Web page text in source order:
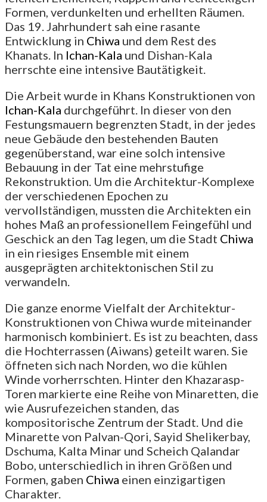
Formen, verdunkelten und erhellten Räumen.
Das 19. Jahrhundert sah eine rasante
Entwicklung in Chiwa und dem Rest des
Khanats. In Ichan-Kala und Dishan-Kala
herrschte eine intensive Bautätigkeit.
Die Arbeit wurde in Khans Konstruktionen von
Ichan-Kala durchgeführt. In dieser von den
Festungsmauern begrenzten Stadt, in der jedes
neue Gebäude den bestehenden Bauten
gegenüberstand, war eine solch intensive
Bebauung in der Tat eine mehrstufige
Rekonstruktion. Um die Architektur-Komplexe
der verschiedenen Epochen zu
vervollständigen, mussten die Architekten ein
hohes Maß an professionellem Feingefühl und
Geschick an den Tag legen, um die Stadt Chiwa
in ein riesiges Ensemble mit einem
ausgeprägten architektonischen Stil zu
verwandeln.
Die ganze enorme Vielfalt der Architektur-
Konstruktionen von Chiwa wurde miteinander
harmonisch kombiniert. Es ist zu beachten, dass
die Hochterrassen (Aiwans) geteilt waren. Sie
öffneten sich nach Norden, wo die kühlen
Winde vorherrschten. Hinter den Khazarasp-
Toren markierte eine Reihe von Minaretten, die
wie Ausrufezeichen standen, das
kompositorische Zentrum der Stadt. Und die
Minarette von Palvan-Qori, Sayid Shelikerbay,
Dschuma, Kalta Minar und Scheich Qalandar
Bobo, unterschiedlich in ihren Größen und
Formen, gaben Chiwa einen einzigartigen
Charakter.